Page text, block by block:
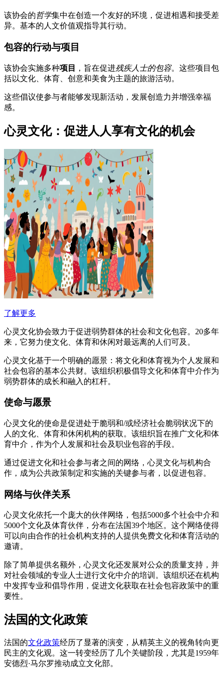
该协会的哲学集中在创造一个友好的环境，促进相遇和接受差
异。基本的人文价值观指导其行动。
包容的行动与项目
该协会实施多种项目 ，旨在促进残疾人士的包容。这些项目包
括以文化、体育、创意和美食为主题的旅游活动。
这些倡议使参与者能够发现新活动，发展创造力并增强幸福
感。
心灵文化：促进人人享有文化的机会
了解更多
心灵文化协会致力于促进弱势群体的社会和文化包容。20多年
来，它努力使文化、体育和休闲对最远离的人们可及。
心灵文化基于一个明确的愿景：将文化和体育视为个人发展和
社会包容的基本公共财。该组织积极倡导文化和体育中介作为
弱势群体的成长和融入的杠杆。
使命与愿景
心灵文化的使命是促进处于脆弱和/或经济社会脆弱状况下的
人的文化、体育和休闲机构的获取。该组织旨在推广文化和体
育中介，作为个人发展和社会及职业包容的手段。
通过促进文化和社会参与者之间的网络，心灵文化与机构合
作，成为公共政策制定和实施的关键参与者，以促进包容。
网络与伙伴关系
心灵文化依托一个庞大的伙伴网络，包括5000多个社会中介和
5000个文化及体育伙伴，分布在法国39个地区。这个网络使得
可以向由合作的社会机构支持的人提供免费文化和体育活动的
邀请。
除了简单提供名额外，心灵文化还发展对公众的质量支持，并
对社会领域的专业人士进行文化中介的培训。该组织还在机构
中发挥专业和倡导作用，促进文化获取在社会包容政策中的重
要性。
法国的文化政策
法国的文化政策经历了显著的演变，从精英主义的视角转向更
民主的文化观。这一转变经历了几个关键阶段，尤其是1959年
安德烈·马尔罗推动成立文化部。